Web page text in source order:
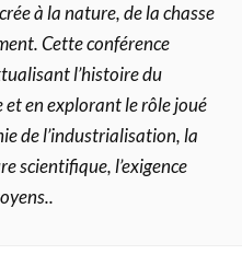
à la nature, de la chasse
Cette conférence
l’histoire du
en explorant le rôle joué
de l’industrialisation, la
scientifique, l’exigence